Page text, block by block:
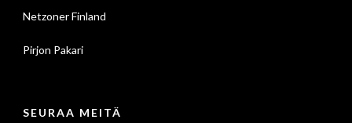
Netzoner Finland
Pirjon Pakari
SEURAA MEITÄ